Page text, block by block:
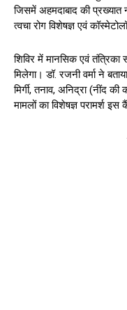
जिसमें अहमदाबाद की प्रख्यात
त्वचा रोग विशेषज्ञ एवं
शिविर में मानसिक एवं तंत्रिका
मिलेगा। डॉ. रजनी वर्मा ने
मिर्गी, तनाव, अनिद्रा (नींद
मामलों का विशेषज्ञ परामर्श